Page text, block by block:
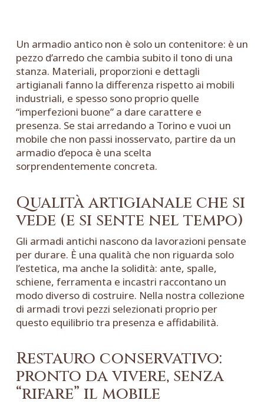
Un armadio antico non è solo un contenitore: è un
pezzo d’arredo che cambia subito il tono di una
stanza. Materiali, proporzioni e dettagli
artigianali fanno la differenza rispetto ai mobili
industriali, e spesso sono proprio quelle
“imperfezioni buone” a dare carattere e
presenza. Se stai arredando a Torino e vuoi un
mobile che non passi inosservato, partire da un
armadio d’epoca è una scelta
sorprendentemente concreta.
Qualità artigianale che si
vede (e si sente nel tempo)
Gli armadi antichi nascono da lavorazioni pensate
per durare. È una qualità che non riguarda solo
l’estetica, ma anche la solidità: ante, spalle,
schiene, ferramenta e incastri raccontano un
modo diverso di costruire. Nella nostra collezione
di armadi trovi pezzi selezionati proprio per
questo equilibrio tra presenza e affidabilità.
Restauro conservativo:
pronto da vivere, senza
“rifare” il mobile